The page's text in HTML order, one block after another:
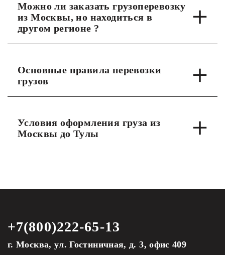
Можно ли заказать грузоперевозку
из Москвы, но находиться в
другом регионе ?
Основные правила перевозки
грузов
Условия оформления груза из
Москвы до Тулы
+7(800)222-65-13
г. Москва, ул. Гостиничная, д. 3, офис 409